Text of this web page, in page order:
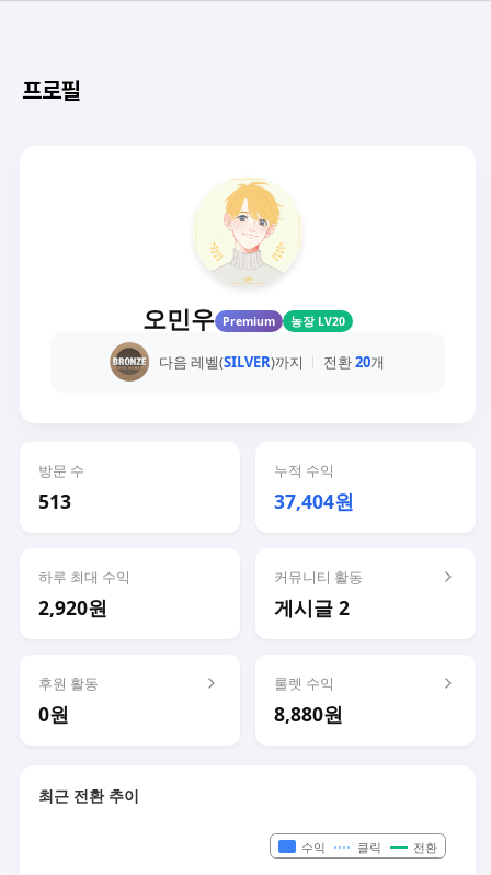
프로필
오민우 Premium 농장 LV20
다음 레벨(SILVER)까지 전환20개
방문 수
513
누적 수익
37,404원
하루 최대 수익
2,920원
커뮤니티 활동
게시글 2
후원 활동
0원
룰렛 수익
8,880원
최근 전환 추이